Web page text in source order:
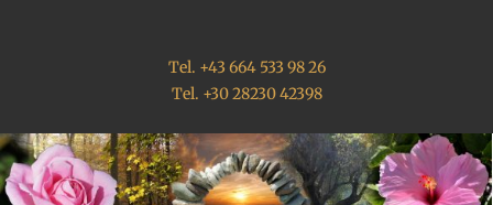
Tel. +43 664 533 98 26
Tel. +30 28230 42398